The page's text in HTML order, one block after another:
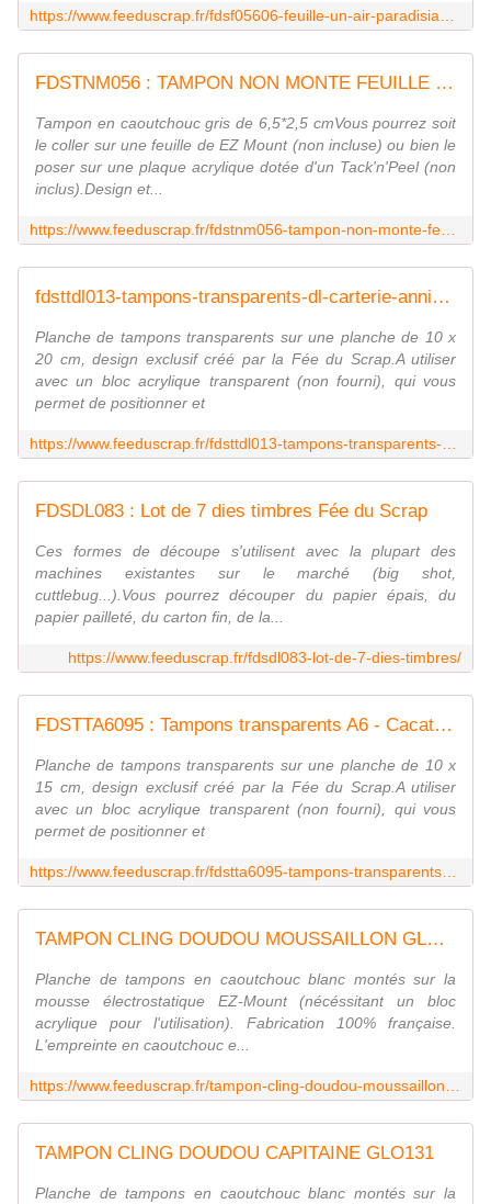
FDSTNM056 : TAMPON NON MONTE FEUILLE DE JUIN Fée du scrap
Tampon en caoutchouc gris de 6,5*2,5 cmVous pourrez soit
le coller sur une feuille de EZ Mount (non incluse) ou bien le
poser sur une plaque acrylique dotée d'un Tack'n'Peel (non
inclus).Design et...
fdsttdl013-tampons-transparents-dl-carterie-anniversaire FEE DU SCRAP
Planche de tampons transparents sur une planche de 10 x
20 cm, design exclusif créé par la Fée du Scrap.A utiliser
avec un bloc acrylique transparent (non fourni), qui vous
permet de positionner et
FDSDL083 : Lot de 7 dies timbres Fée du Scrap
Ces formes de découpe s'utilisent avec la plupart des
machines existantes sur le marché (big shot,
cuttlebug...).Vous pourrez découper du papier épais, du
papier pailleté, du carton fin, de la...
https://www.feeduscrap.fr/fdsdl083-lot-de-7-dies-timbres/
FDSTTA6095 : Tampons transparents A6 - Cacatoès Fée du Scrap
Planche de tampons transparents sur une planche de 10 x
15 cm, design exclusif créé par la Fée du Scrap.A utiliser
avec un bloc acrylique transparent (non fourni), qui vous
permet de positionner et
TAMPON CLING DOUDOU MOUSSAILLON GLO130
Planche de tampons en caoutchouc blanc montés sur la
mousse électrostatique EZ-Mount (nécéssitant un bloc
acrylique pour l'utilisation). Fabrication 100% française.
L'empreinte en caoutchouc e...
TAMPON CLING DOUDOU CAPITAINE GLO131
Planche de tampons en caoutchouc blanc montés sur la